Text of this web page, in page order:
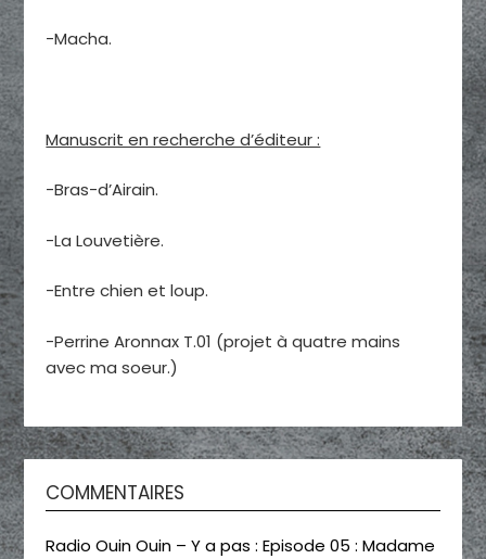
-Macha.
Manuscrit en recherche d’éditeur :
-Bras-d’Airain.
-La Louvetière.
-Entre chien et loup.
-Perrine Aronnax T.01 (projet à quatre mains
avec ma soeur.)
COMMENTAIRES
Radio Ouin Ouin – Y a pas : Episode 05 : Madame